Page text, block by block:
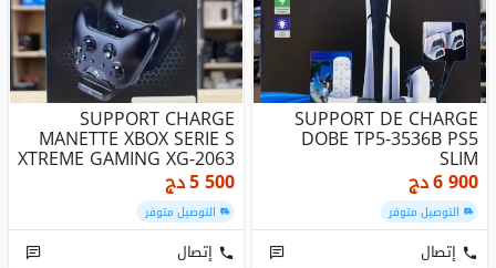
SUPPORT DE CHARGE
DOBE TP5-3536B PS5
SLIM
6 900دج
التوصيل متوفر
إتصال
SUPPORT CHARGE
MANETTE XBOX SERIE S
XTREME GAMING XG-2063
5 500دج
التوصيل متوفر
إتصال